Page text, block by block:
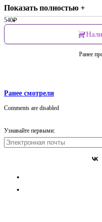
Показать полностью +
540₽
Ранее
Ранее смотрели
Comments are disabled
Узнавайте первыми: